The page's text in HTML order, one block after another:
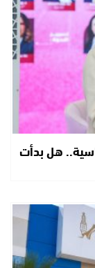
هل بدأت